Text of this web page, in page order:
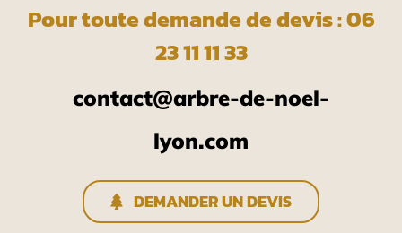
Pour toute demande de devis : 06
23 11 11 33
contact@arbre-de-noel-
lyon.com
DEMANDER UN DEVIS